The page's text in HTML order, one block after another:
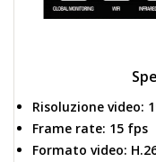
Risoluzione video:
Frame rate: 15 fps
Formato video: